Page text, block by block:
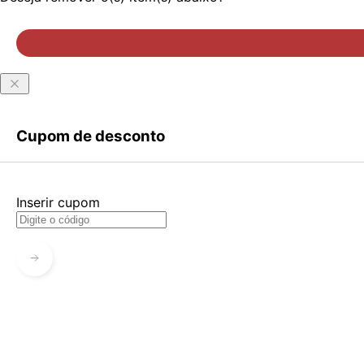
Criar Conta
Esqueci minha senha
Acessar com senha temporária
Cupom de desconto
Inserir cupom